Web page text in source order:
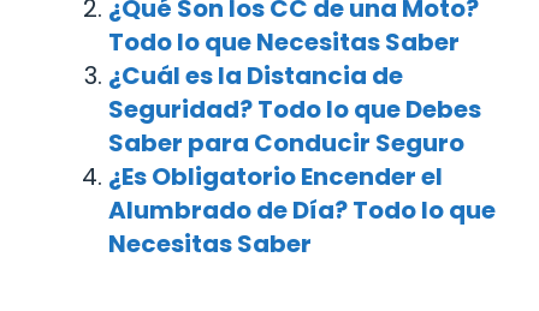
¿Qué Son los CC de una Moto?
Todo lo que Necesitas Saber
¿Cuál es la Distancia de
Seguridad? Todo lo que Debes
Saber para Conducir Seguro
¿Es Obligatorio Encender el
Alumbrado de Día? Todo lo que
Necesitas Saber